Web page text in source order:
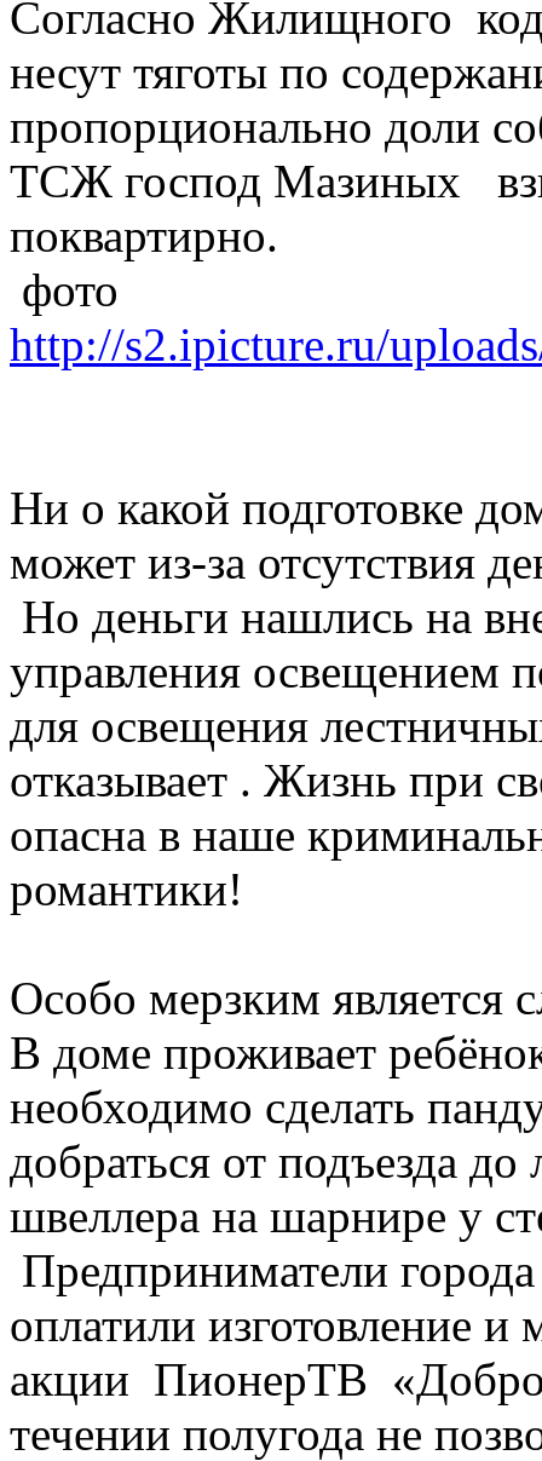
Согласно Жилищного
несут тяготы по
пропорционально доли
ТСЖ господ Мазиных
поквартирно.
фото
http://s2.ipicture.ru/
Ни о какой подготовке
может из-за отсутствия
Но деньги нашлись на
управления освещением
для освещения
отказывает . Жизнь при
опасна в наше
романтики!
Особо мерзким является
В доме проживает
необходимо сделать
добраться от подъезда
швеллера на шарнире у
Предприниматели
оплатили изготовление и
акции ПионерТВ
течении полугода не